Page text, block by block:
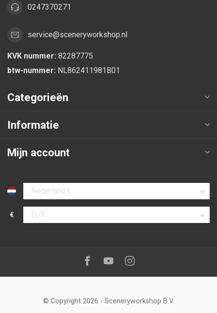
0247370271
service@sceneryworkshop.nl
KVK nummer: 82287775
btw-nummer: NL862411981B01
Categorieën
Informatie
Mijn account
Selecteer taal
€
Selecteer valuta
Volg ons op:Facebook
YoutubeInstagram
© Copyright 2026 - Sceneryworkshop B.V.